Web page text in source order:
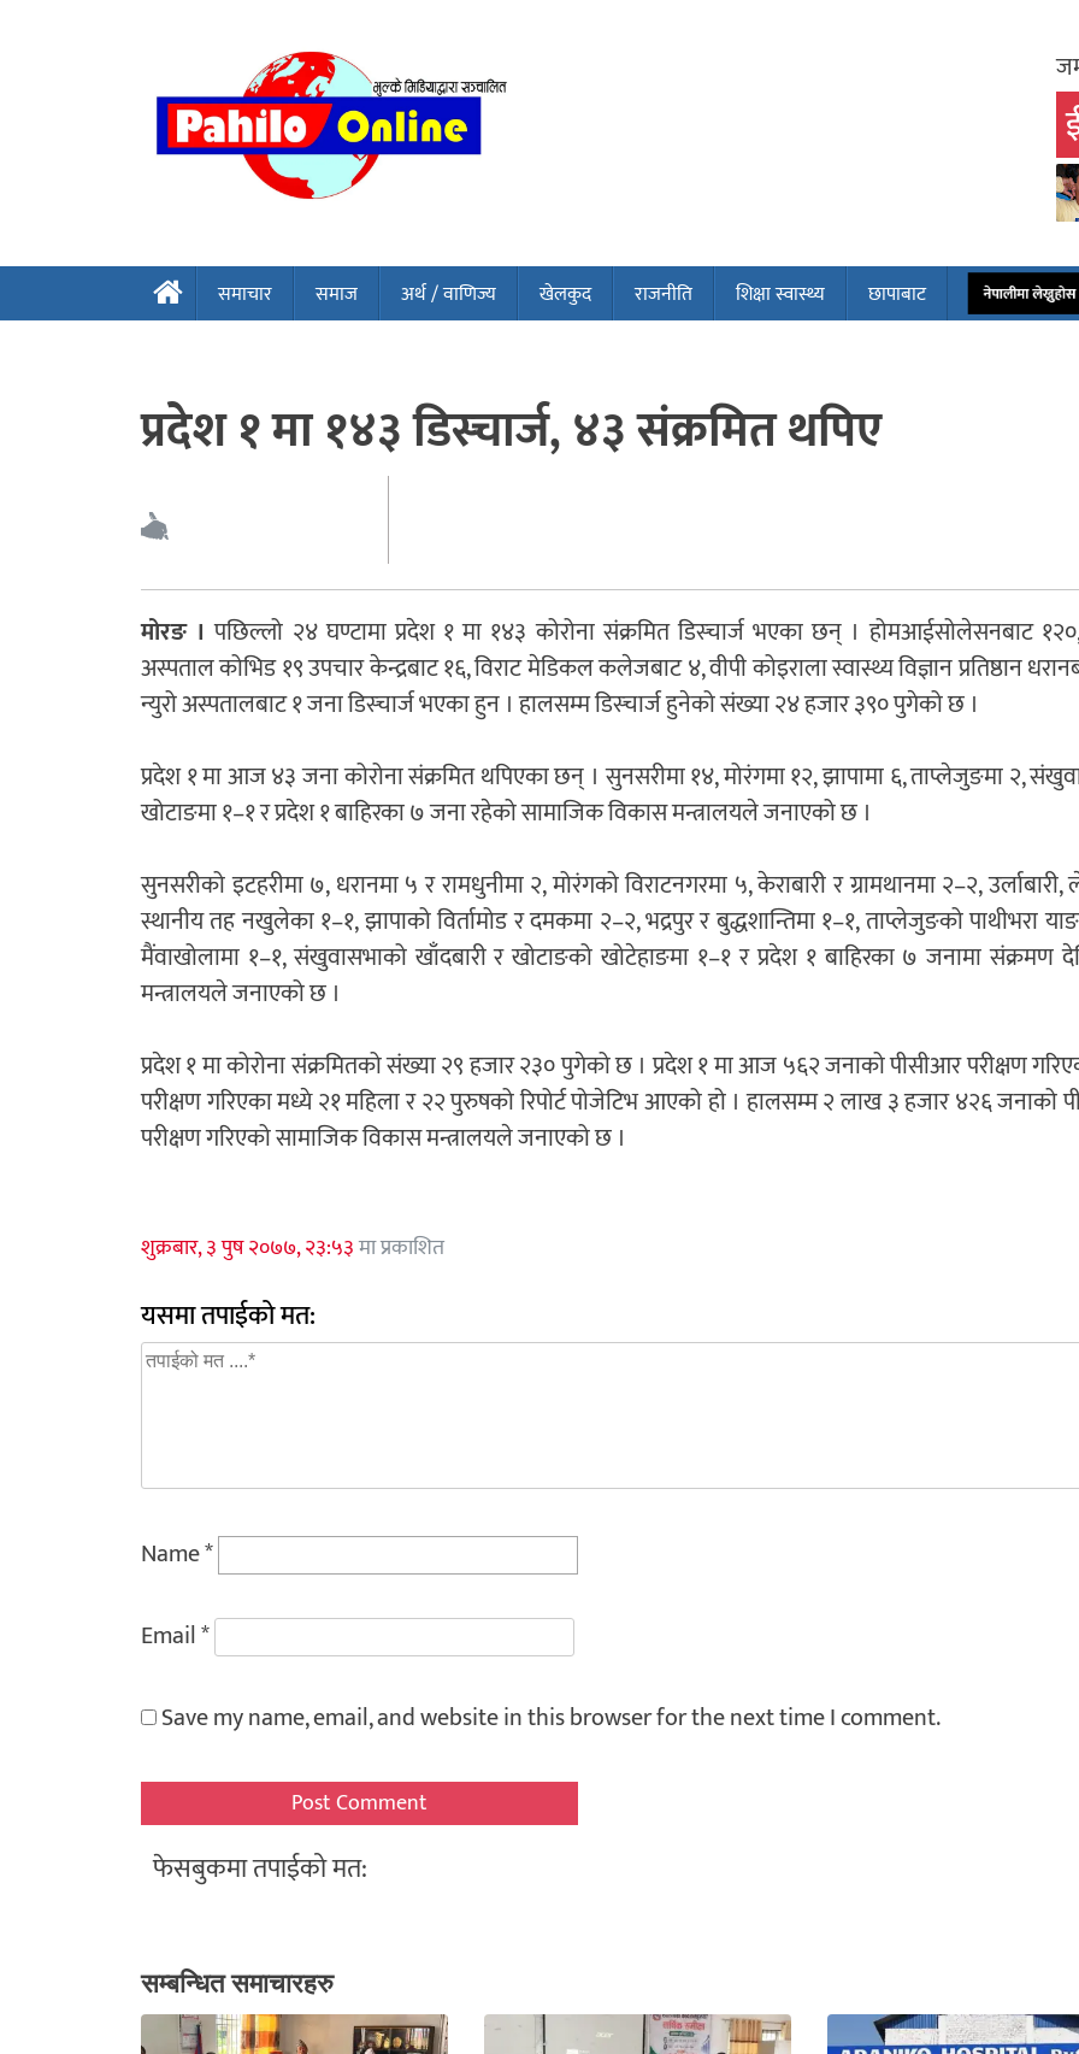
समाचार समाज अर्थ / वाणिज्य खेलकुद राजनीति शिक्षा स्वास्थ्य छापाबाट नेपालीमा लेख्नुहोस
प्रदेश १ मा १४३ डिस्चार्ज, ४३ संक्रमित थपिए
मोरङ । पछिल्लो २४ घण्टामा प्रदेश १ मा १४३ कोरोना संक्रमित डिस्चार्ज भएका छन् । होमआईसोलेसनबाट
अस्पताल कोभिड १९ उपचार केन्द्रबाट १६, विराट मेडिकल कलेजबाट ४, वीपी कोइराला स्वास्थ्य विज्ञान प्रतिष्ठान
न्युरो अस्पतालबाट १ जना डिस्चार्ज भएका हुन । हालसम्म डिस्चार्ज हुनेको संख्या २४ हजार ३९० पुगेको छ ।
प्रदेश १ मा आज ४३ जना कोरोना संक्रमित थपिएका छन् । सुनसरीमा १४, मोरंगमा १२, झापामा ६, ताप्लेजुङमा २,
खोटाङमा १–१ र प्रदेश १ बाहिरका ७ जना रहेको सामाजिक विकास मन्त्रालयले जनाएको छ ।
सुनसरीको इटहरीमा ७, धरानमा ५ र रामधुनीमा २, मोरंगको विराटनगरमा ५, केराबारी र ग्रामथानमा २–२, उर्लाबारी,
स्थानीय तह नखुलेका १–१, झापाको विर्तामोड र दमकमा २–२, भद्रपुर र बुद्धशान्तिमा १–१, ताप्लेजुङको पाथीभरा
मैंवाखोलामा १–१, संखुवासभाको खाँदबारी र खोटाङको खोटेहाङमा १–१ र प्रदेश १ बाहिरका ७ जनामा संक्रमण
मन्त्रालयले जनाएको छ ।
प्रदेश १ मा कोरोना संक्रमितको संख्या २९ हजार २३० पुगेको छ । प्रदेश १ मा आज ५६२ जनाको पीसीआर परीक्षण
परीक्षण गरिएका मध्ये २१ महिला र २२ पुरुषको रिपोर्ट पोजेटिभ आएको हो । हालसम्म २ लाख ३ हजार ४२६ जनाको
परीक्षण गरिएको सामाजिक विकास मन्त्रालयले जनाएको छ ।
शुक्रबार, ३ पुष २०७७, २३:५३मा प्रकाशित
यसमा तपाईको मत:
Name*
Email*
Save my name, email, and website in this browser for the next time I comment.
फेसबुकमा तपाईको मत:
सम्बन्धित समाचारहरु